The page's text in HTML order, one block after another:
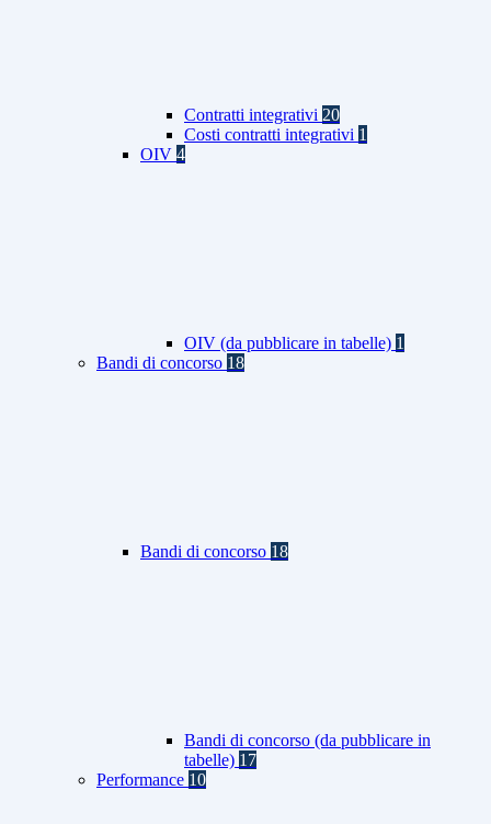
Contratti integrativi 20
Costi contratti integrativi 1
OIV 4
OIV (da pubblicare in tabelle) 1
Bandi di concorso 18
Bandi di concorso 18
Bandi di concorso (da pubblicare in
tabelle) 17
Performance 10